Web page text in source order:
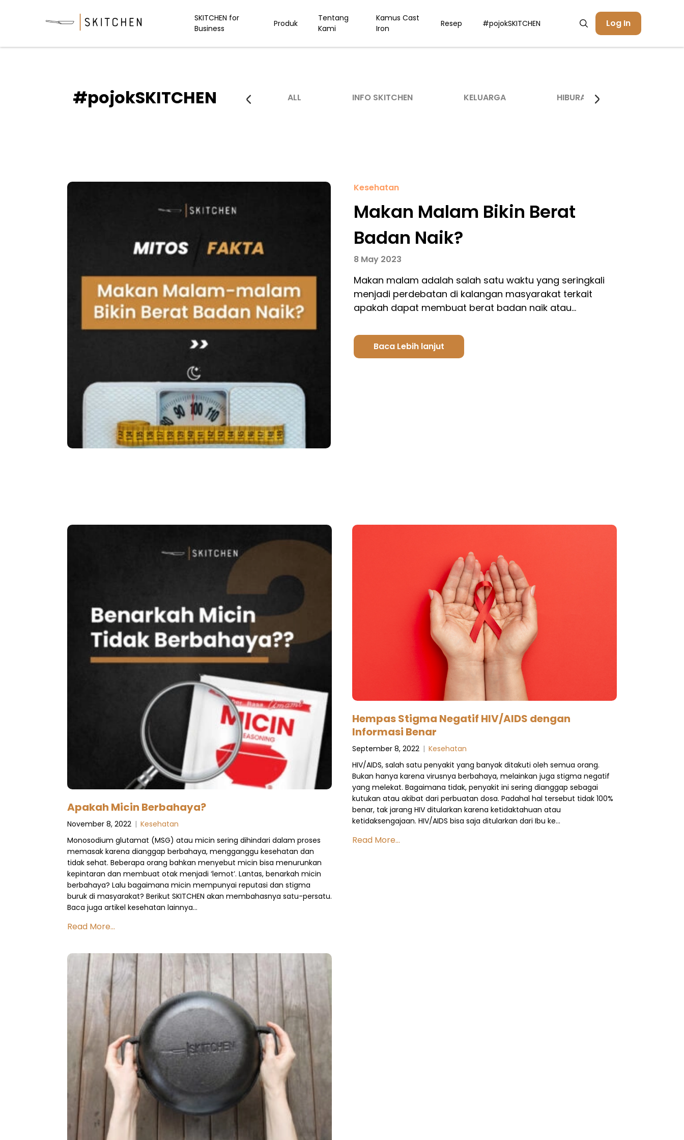
SKITCHEN for
Business
Produk
Tentang
Kami
Kamus Cast
Iron
Resep #pojokSKITCHEN Log In
#pojokSKITCHEN ALL INFO SKITCHEN KELUARGA HIBURAN
Kesehatan
Makan Malam Bikin Berat
Badan Naik?
8 May 2023
Makan malam adalah salah satu waktu yang seringkali
menjadi perdebatan di kalangan masyarakat terkait
apakah dapat membuat berat badan naik atau…
Baca Lebih lanjut
Apakah Micin Berbahaya?
November 8, 2022 | Kesehatan
Monosodium glutamat (MSG) atau micin sering dihindari dalam proses
memasak karena dianggap berbahaya, mengganggu kesehatan dan
tidak sehat. Beberapa orang bahkan menyebut micin bisa menurunkan
kepintaran dan membuat otak menjadi ‘lemot’. Lantas, benarkah micin
berbahaya? Lalu bagaimana micin mempunyai reputasi dan stigma
buruk di masyarakat? Berikut SKITCHEN akan membahasnya satu-persatu.
Baca juga artikel kesehatan lainnya…
Read More...
Hempas Stigma Negatif HIV/AIDS dengan
Informasi Benar
September 8, 2022 | Kesehatan
HIV/AIDS, salah satu penyakit yang banyak ditakuti oleh semua orang.
Bukan hanya karena virusnya berbahaya, melainkan juga stigma negatif
yang melekat. Bagaimana tidak, penyakit ini sering dianggap sebagai
kutukan atau akibat dari perbuatan dosa. Padahal hal tersebut tidak 100%
benar, tak jarang HIV ditularkan karena ketidaktahuan atau
ketidaksengajaan. HIV/AIDS bisa saja ditularkan dari Ibu ke…
Read More...